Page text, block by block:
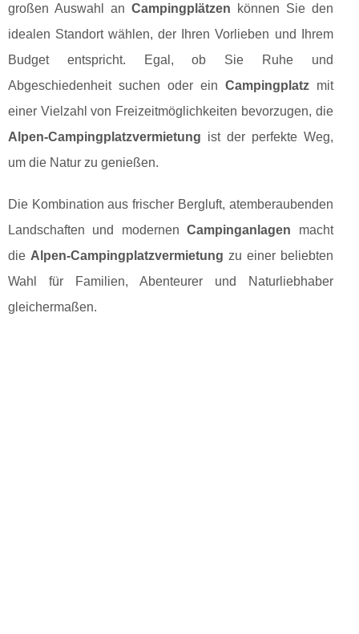
großen Auswahl an Campingplätzen können Sie den
idealen Standort wählen, der Ihren Vorlieben und Ihrem
Budget entspricht. Egal, ob Sie Ruhe und
Abgeschiedenheit suchen oder ein Campingplatzmit
einer Vielzahl von Freizeitmöglichkeiten bevorzugen, die
Alpen-Campingplatzvermietung ist der perfekte Weg,
um die Natur zu genießen.
Die Kombination aus frischer Bergluft, atemberaubenden
Landschaften und modernenCampinganlagen macht
die Alpen-Campingplatzvermietung zu einer beliebten
Wahl für Familien, Abenteurer und Naturliebhaber
gleichermaßen.